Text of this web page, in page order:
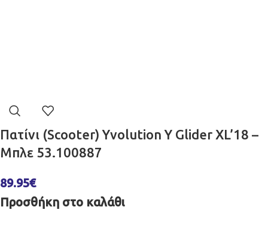
Πατίνι (Scooter) Yvolution Y Glider XL’18 –
Μπλε 53.100887
89.95€
Προσθήκη στο καλάθι